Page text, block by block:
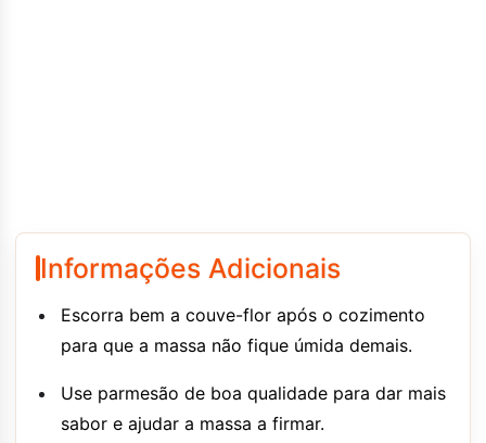
Informações Adicionais
Escorra bem a couve-flor após o cozimento
para que a massa não fique úmida demais.
Use parmesão de boa qualidade para dar mais
sabor e ajudar a massa a firmar.